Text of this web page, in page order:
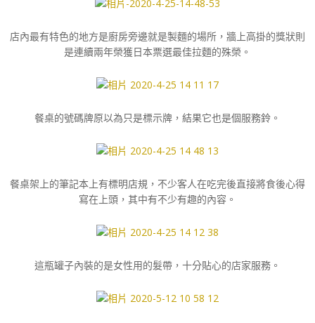
店內最有特色的地方是廚房旁邊就是製麵的場所，牆上高掛的獎狀則
是連續兩年榮獲日本票選最佳拉麵的殊榮。
餐桌的號碼牌原以為只是標示牌，結果它也是個服務鈴。
餐桌架上的筆記本上有標明店規，不少客人在吃完後直接將食後心得
寫在上頭，其中有不少有趣的內容。
這瓶罐子內裝的是女性用的髮帶，十分貼心的店家服務。